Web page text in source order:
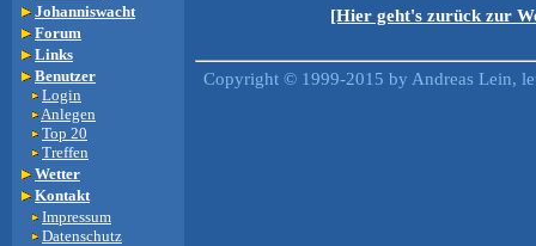
Johanniswacht
Forum
Links
Benutzer
Login
Anlegen
Top 20
Treffen
Wetter
Kontakt
Impressum
Datenschutz
[Hier geht's zurück zur
Copyright © 1999-2015 by Andreas Lein,